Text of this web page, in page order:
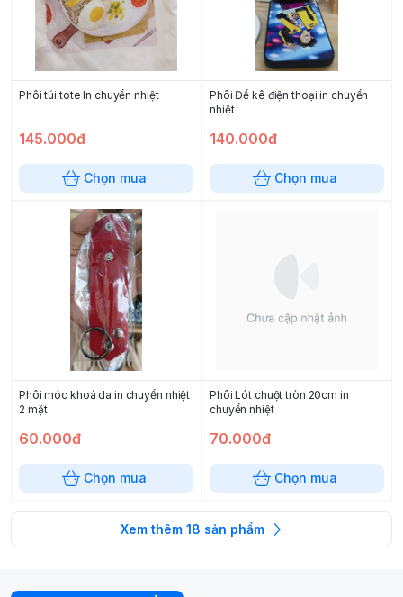
Phôi túi tote In chuyển nhiệt
145.000đ
Chọn mua
Phôi Để kê điện thoại in chuyển
nhiệt
140.000đ
Chọn mua
Phôi móc khoá da in chuyển nhiệt
2 mặt
60.000đ
Chọn mua
Phôi Lót chuột tròn 20cm in
chuyển nhiệt
70.000đ
Chọn mua
Xem thêm 18 sản phẩm